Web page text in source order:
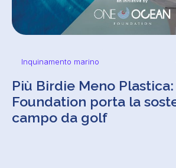
Inquinamento marino
Più Birdie Meno
Foundation porta la
campo da golf